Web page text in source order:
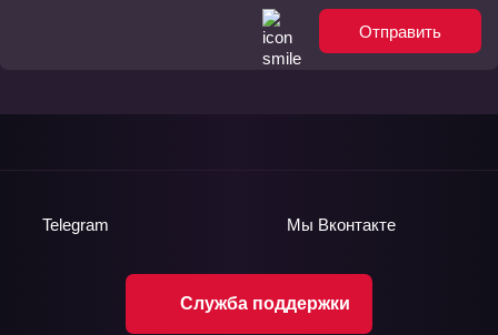
Отправить
Служба поддержки
Telegram Мы Вконтакте